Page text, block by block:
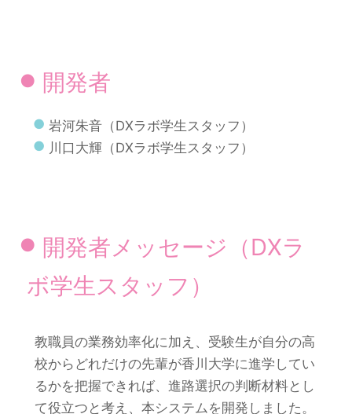
開発者
岩河朱音（DXラボ学生スタッフ）
川口大輝（DXラボ学生スタッフ）
開発者メッセージ（DXラ
ボ学生スタッフ）
教職員の業務効率化に加え、受験生が自分の高
校からどれだけの先輩が香川大学に進学してい
るかを把握できれば、進路選択の判断材料とし
て役立つと考え、本システムを開発しました。